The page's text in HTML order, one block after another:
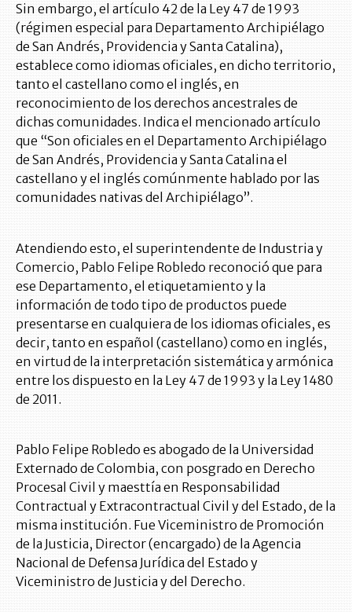
Sin embargo, el artículo 42 de la Ley 47 de 1993
(régimen especial para Departamento Archipiélago
de San Andrés, Providencia y Santa Catalina),
establece como idiomas oficiales, en dicho territorio,
tanto el castellano como el inglés, en
reconocimiento de los derechos ancestrales de
dichas comunidades. Indica el mencionado artículo
que “Son oficiales en el Departamento Archipiélago
de San Andrés, Providencia y Santa Catalina el
castellano y el inglés comúnmente hablado por las
comunidades nativas del Archipiélago”.
Atendiendo esto, el superintendente de Industria y
Comercio, Pablo Felipe Robledo reconoció que para
ese Departamento, el etiquetamiento y la
información de todo tipo de productos puede
presentarse en cualquiera de los idiomas oficiales, es
decir, tanto en español (castellano) como en inglés,
en virtud de la interpretación sistemática y armónica
entre los dispuesto en la Ley 47 de 1993 y la Ley 1480
de 2011.
Pablo Felipe Robledo es abogado de la Universidad
Externado de Colombia, con posgrado en Derecho
Procesal Civil y maesttía en Responsabilidad
Contractual y Extracontractual Civil y del Estado, de la
misma institución. Fue Viceministro de Promoción
de la Justicia, Director (encargado) de la Agencia
Nacional de Defensa Jurídica del Estado y
Viceministro de Justicia y del Derecho.